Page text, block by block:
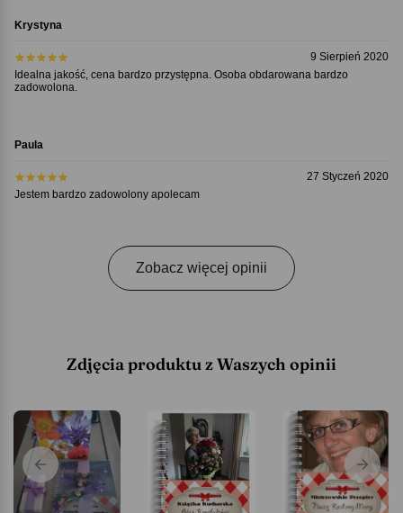
Krystyna
9 Sierpień 2020
Idealna jakość, cena bardzo przystępna. Osoba obdarowana bardzo
zadowolona.
Paula
27 Styczeń 2020
Jestem bardzo zadowolony apolecam
Zobacz więcej opinii
Zdjęcia produktu z Waszych opinii